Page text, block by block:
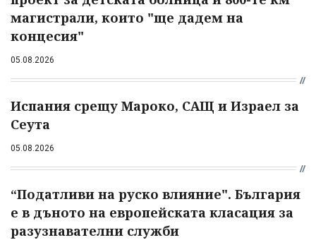
магистрали, които "ще дадем на
концесия"
05.08.2026
Испания срещу Мароко, САЩ и Израел за
Сеута
05.08.2026
“Податливи на руско влияние". България
е в дъното на европейската класация за
разузнавателни служби